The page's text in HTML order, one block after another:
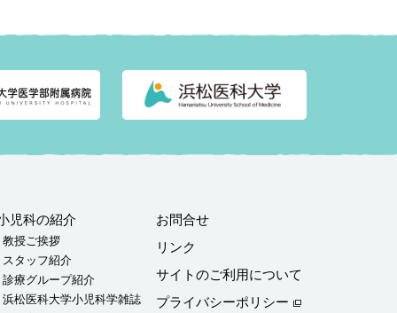
児科の紹介
教授ご挨拶
スタッフ紹介
診療グループ紹介
浜松医科大学小児科学雑誌
お問合せ
リンク
サイトのご利用について
プライバシーポリシー